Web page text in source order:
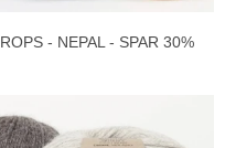
- NEPAL - SPAR 30%